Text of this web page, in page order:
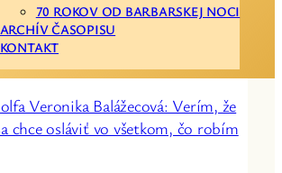
70 ROKOV OD BARBARSKEJ NOCI
ARCHÍV ČASOPISU
KONTAKT